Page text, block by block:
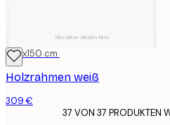
100x150 cm
Holzrahmen weiß
309 €
37 VON 37 PRODUKTEN